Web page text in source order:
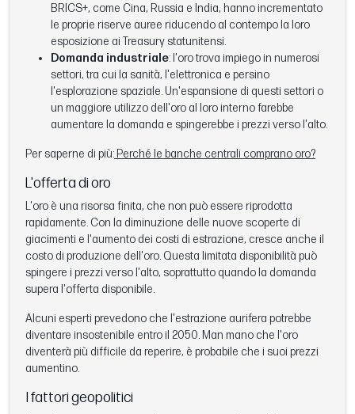
BRICS+, come Cina, Russia e India, hanno incrementato
le proprie riserve auree riducendo al contempo la loro
esposizione ai Treasury statunitensi.
Domanda industriale: l'oro trova impiego in numerosi
settori, tra cui la sanità, l'elettronica e persino
l'esplorazione spaziale. Un'espansione di questi settori o
un maggiore utilizzo dell'oro al loro interno farebbe
aumentare la domanda e spingerebbe i prezzi verso l'alto.
Per saperne di più: Perché le banche centrali comprano oro?
L'offerta di oro
L'oro è una risorsa finita, che non può essere riprodotta
rapidamente. Con la diminuzione delle nuove scoperte di
giacimenti e l'aumento dei costi di estrazione, cresce anche il
costo di produzione dell'oro. Questa limitata disponibilità può
spingere i prezzi verso l'alto, soprattutto quando la domanda
supera l'offerta disponibile.
Alcuni esperti prevedono che l'estrazione aurifera potrebbe
diventare insostenibile entro il 2050. Man mano che l'oro
diventerà più difficile da reperire, è probabile che i suoi prezzi
aumentino.
I fattori geopolitici